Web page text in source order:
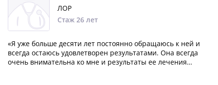
ЛОР
Стаж 26 лет
«Я уже больше десяти лет постоянно обращаюсь к ней и
всегда остаюсь удовлетворен результатами. Она всегда
очень внимательна ко мне и результаты ее лечения